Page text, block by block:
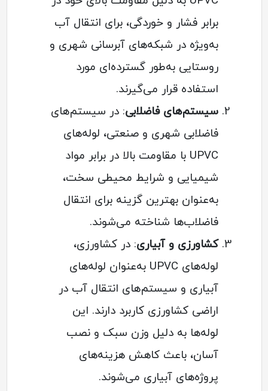
برابر فشار و خوردگی، برای انتقال آب
به‌ویژه در شبکه‌های آبرسانی شهری و
روستایی به‌طور گسترده‌ای مورد
استفاده قرار می‌گیرند.
سیستم‌های فاضلابی: در سیستم‌های
فاضلابی شهری و صنعتی، لوله‌های
UPVC با مقاومت بالا در برابر مواد
شیمیایی و شرایط محیطی سخت،
به‌عنوان بهترین گزینه برای انتقال
فاضلاب‌ها شناخته می‌شوند.
کشاورزی و آبیاری: در کشاورزی،
لوله‌های UPVC به‌عنوان لوله‌های
آبیاری و سیستم‌های انتقال آب در
اراضی کشاورزی کاربرد دارند. این
لوله‌ها به دلیل وزن سبک و نصب
آسان، باعث کاهش هزینه‌های
پروژه‌های آبیاری می‌شوند.